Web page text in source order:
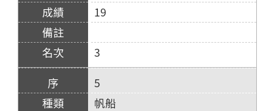
19
3
5
帆船